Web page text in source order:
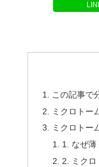
この記事で
ミクロトー
ミクロトー
1. なぜ
2. ミクロ